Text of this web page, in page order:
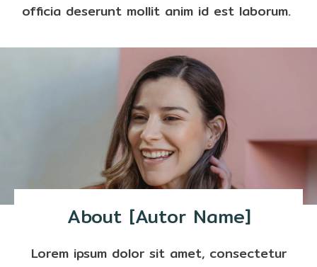
officia deserunt mollit anim id est laborum.
About [Autor Name]
Lorem ipsum dolor sit amet, consectetur